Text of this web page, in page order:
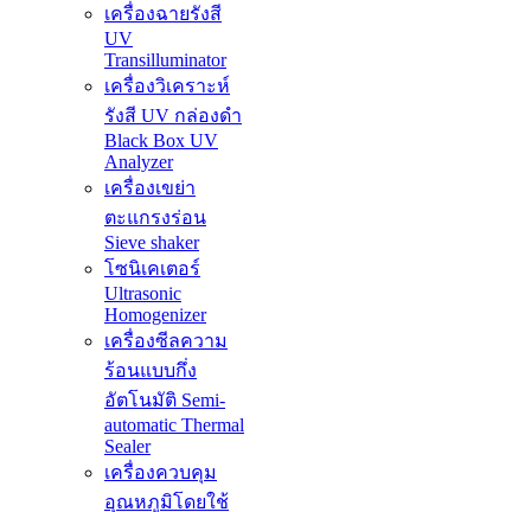
เครื่องฉายรังสี
UV
Transilluminator
เครื่องวิเคราะห์
รังสี UV กล่องดำ
Black Box UV
Analyzer
เครื่องเขย่า
ตะแกรงร่อน
Sieve shaker
โซนิเคเตอร์
Ultrasonic
Homogenizer
เครื่องซีลความ
ร้อนแบบกึ่ง
อัตโนมัติ Semi-
automatic Thermal
Sealer
เครื่องควบคุม
อุณหภูมิโดยใช้